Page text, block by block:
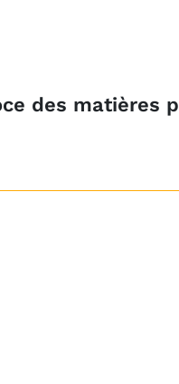
des matières